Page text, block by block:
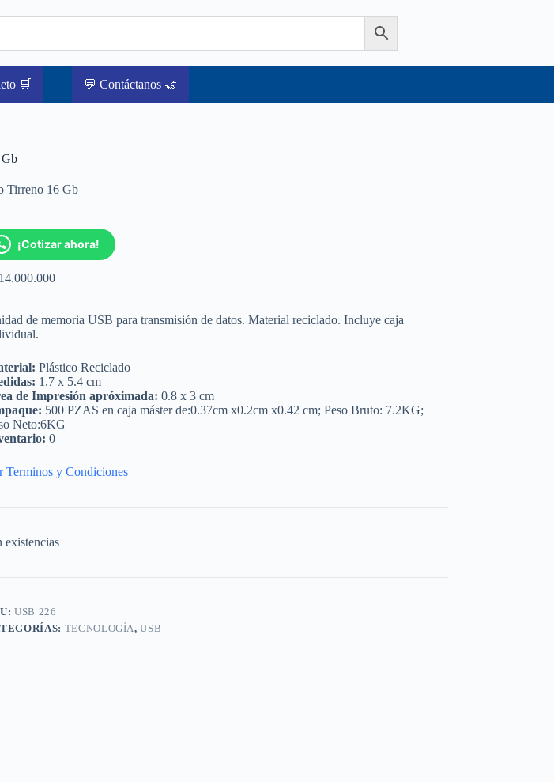
🛒 💬 Contáctanos 🤝
Tirreno 16 Gb
¡Cotizar ahora!
de memoria USB para transmisión de datos. Material reciclado. Incluye caja
Plástico Reciclado
1.7 x 5.4 cm
de Impresión apróximada: 0.8 x 3 cm
500 PZAS en caja máster de:0.37cm x0.2cm x0.42 cm; Peso Bruto: 7.2KG;
Neto:6KG
0
Terminos y Condiciones
existencias
USB 226
TECNOLOGÍA,USB